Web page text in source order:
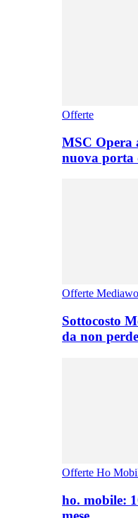
Offerte
MSC Opera
nuova porta
Offerte
Sottocosto
da non
Offerte Ho
ho. mobile: